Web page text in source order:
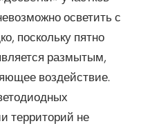
осветить с
поскольку пятно
размытым,
воздействие.
территорий не